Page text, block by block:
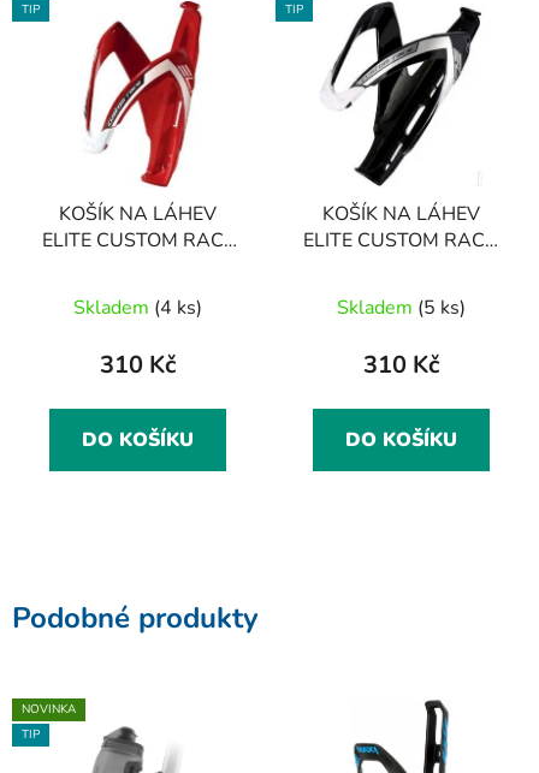
TIP
KOŠÍK NA LÁHEV
ELITE CUSTOM RACE
Skladem (4 ks)
310 Kč
DO KOŠÍKU
TIP
KOŠÍK NA LÁHEV
ELITE CUSTOM RACE,
Skladem (5 ks)
310 Kč
DO KOŠÍKU
Podobné produkty
NOVINKA
TIP